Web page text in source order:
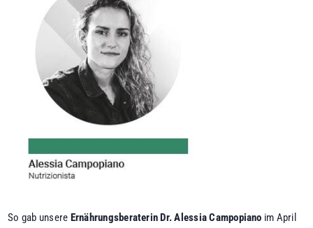
So gab unsere Ernährungsberaterin Dr. Alessia Campopiano im April